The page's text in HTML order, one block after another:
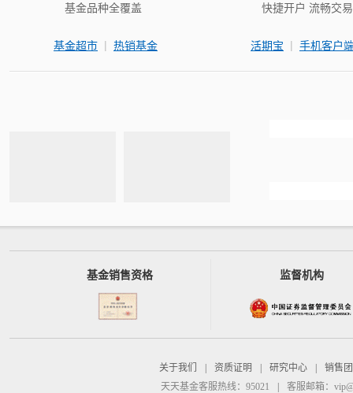
基金品种全覆盖
基金超市 | 热销基金
快捷开户 流畅交易
活期宝 | 手机客户
基金销售资格 监督机构
关于我们 资质证明 研究中心
销售
天天基金客服热线：95021
客服邮箱：